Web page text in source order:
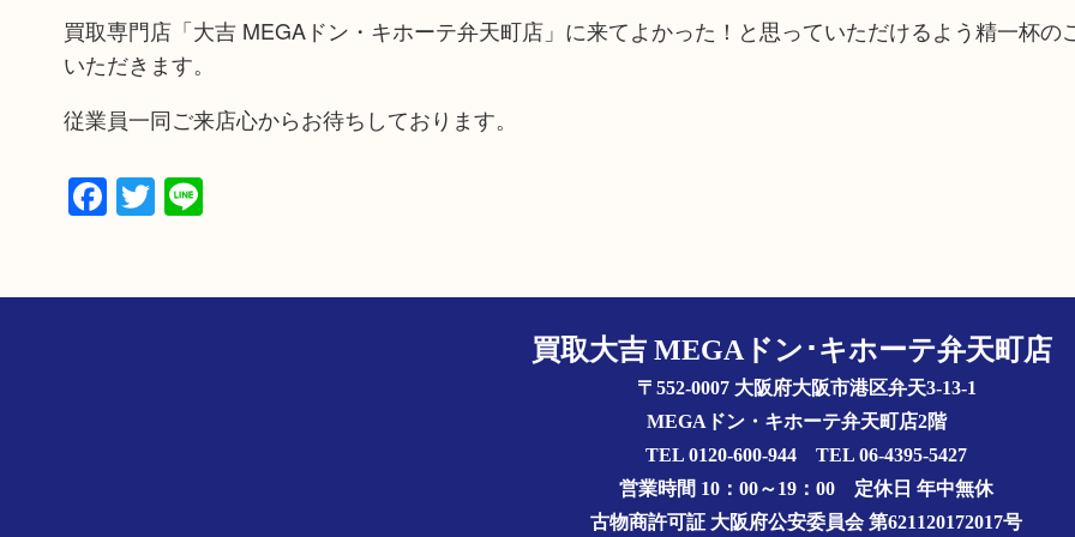
買取専門店「大吉 MEGAドン・キホーテ弁天町店」に来てよかった！と思っていただけるよう精一杯の
いただきます。
従業員一同ご来店心からお待ちしております。
Facebook
Twitter
Line
買取大吉 MEGAドン･キホーテ弁天町店
〒552-0007 大阪府大阪市港区弁天3-13-1
MEGAドン・キホーテ弁天町店2階
TEL 0120-600-944 TEL 06-4395-5427
営業時間 10：00～19：00 定休日 年中無休
古物商許可証 大阪府公安委員会 第621120172017号